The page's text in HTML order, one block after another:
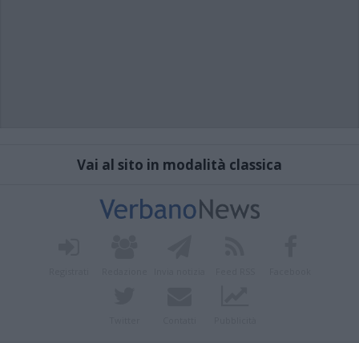
Vai al sito in modalità classica